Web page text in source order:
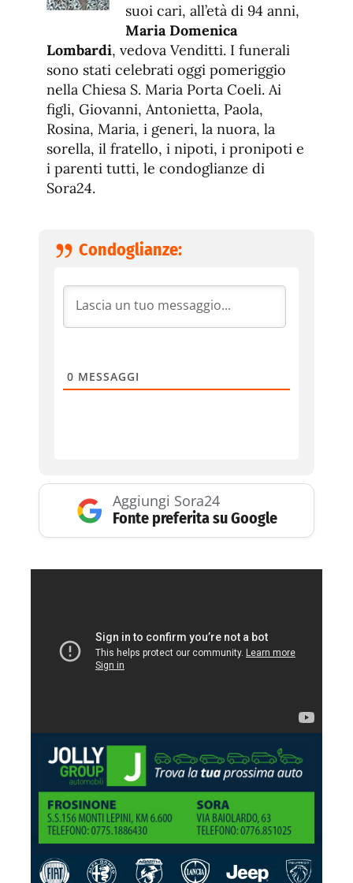
suoi cari, all’età di 94 anni,
Maria Domenica
Lombardi, vedova Venditti. I funerali
sono stati celebrati oggi pomeriggio
nella Chiesa S. Maria Porta Coeli. Ai
figli, Giovanni, Antonietta, Paola,
Rosina, Maria, i generi, la nuora, la
sorella, il fratello, i nipoti, i pronipoti e
i parenti tutti, le condoglianze di
Sora24.
Condoglianze:
0 MESSAGGI
Aggiungi Sora24
Fonte preferita su Google